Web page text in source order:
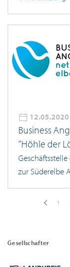
12.05.2020
Business
“Höhle der
zur Süderelbe
1
Gesellschafter